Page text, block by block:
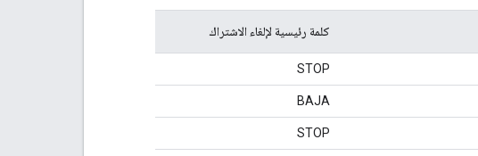
كلمة رئيسية لإلغاء الاشتراك
STOP
BAJA
STOP